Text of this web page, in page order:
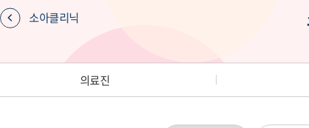
장례식장
소아클리닉
의료진